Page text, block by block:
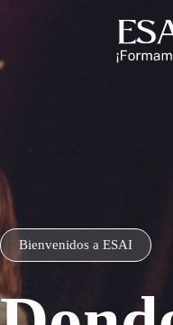
Bienvenidos a ESAI